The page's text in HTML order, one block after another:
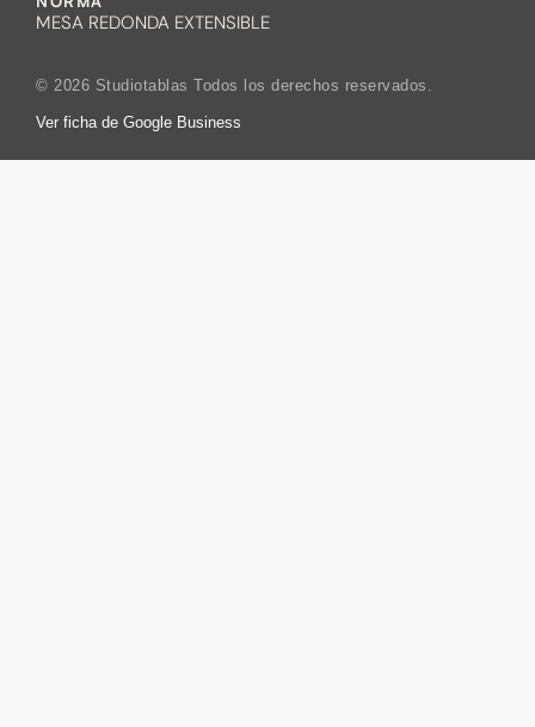
MESA REDONDA EXTENSIBLE
© 2026 Studiotablas Todos los derechos reservados.
Ver ficha de Google Business